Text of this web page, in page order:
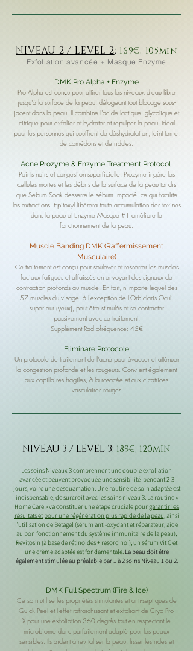
NIVEAU 2 / LEVEL 2: 169€, 105min
Exfoliation avancée + Masque Enzyme
DMK Pro Alpha + Enzyme
Pro Alpha est conçu pour attirer tous les niveaux d'eau libre
jusqu'à la surface de la peau, délogeant tout blocage sous-
jacent dans la peau. Il combine l'acide lactique, glycolique et
citrique pour exfolier et hydrater et repulper la peau. Idéal
pour les personnes qui souffrent de déshydratation, teint terne,
de comédons et de ridules.
Acne Prozyme & Enzyme Treatment Protocol
Points noirs et congestion superficielle. Prozyme ingère les
cellules mortes et les débris de la surface de la peau tandis
que Sebum Soak desserre le sébum impacté, ce qui facilite
les extractions. Epitoxyl libèrera toute accumulation des toxines
dans la peau et Enzyme Masque #1 améliore le
fonctionnement de la peau.
Muscle Banding DMK (Raffermissement
Musculaire)
Ce traitement est conçu pour soulever et resserrer les muscles
faciaux fatigués et affaissés en envoyant des signaux de
contraction profonds au muscle. En fait, n'importe lequel des
57 muscles du visage, à l'exception de l'Orbiclaris Oculi
supérieur (yeux), peut être stimuléset se contracter
passivement avec ce traitement.
Supplément Radiofréquence: 45€
Eliminare Protocole
Un protocole de traitement de l'acné pour évacuer et atténuer
la congestion profonde et les rougeurs. Convient également
aux capillaires fragiles, à la rosacée et aux cicatrices
vasculaires rouges
NIVEAU 3 / LEVEL 3: 189€, 120MIN
Les soins Niveaux 3 comprennent une double exfoliation
avancée et peuvent provoquée une sensibilité pendant 2-3
jours, voire une desquamation. Une routine de soin adaptée est
indispensable, de surcroit avec les soins niveau 3. La routine «
Home Care » va constituer une étape cruciale pourgarantir les
résultats et pour une régénération plus rapide de la peau; ainsi
l’utilisation de Betagel (sérum anti-oxydant et réparateur, aide
au bon fonctionnement du système immunitaire de la peau),
Revitosin (à base de rétinoides + resorcinol), un sérum Vit C et
une crème adaptée est fondamentale. La peau doit être
également stimulée au préalable par 1 à 2 soins Niveau 1 ou 2.
DMK Full Spectrum (Fire & Ice)
Ce soin utilise les propriétés stimulantes et anti-septiques de
Quick Peel et l'effet rafraichissant et exfoliant de Cryo Pro-
X pour une exfoliation 360 degrès tout en respectant le
microbiome donc parfaitement adapté pour les peaux
sensibles. Ils aident à revitaliser la peau, lisser les rides et